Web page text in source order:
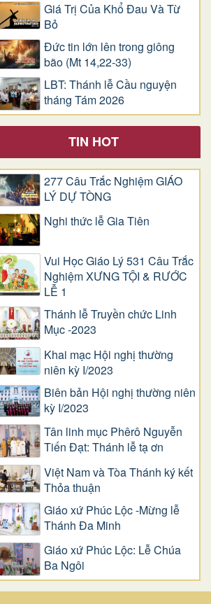
Giá Trị Của Khổ Ðau Và Từ
Bỏ
Đức tin lớn lên trong giông
bão (Mt 14,22-33)
LBT: Thánh lễ Cầu nguyện
tháng Tám 2026
TIN HOT
277 Câu Trắc Nghiệm GIÁO
LÝ DỰ TÒNG
Nghi thức lễ Gia Tiên
Vui Học Giáo Lý 531 Câu Trắc
Nghiệm XƯNG TỘI & RƯỚC
LỄ 1
Thánh lễ Truyền chức Linh
Mục -2023
Khai mạc Hội nghị thường
niên kỳ I/2023
Biên bản Hội nghị thường niên
kỳ I/2023
Tân linh mục Phêrô Nguyễn
Tiến Đạt: Thánh lễ tạ ơn
Việt Nam và Tòa Thánh ký kết
Thỏa thuận
Giáo xứ Phúc Lộc -Mừng lễ
Thánh Đa Minh
Giáo xứ Phúc Lộc: Lễ Chúa
Ba Ngôi